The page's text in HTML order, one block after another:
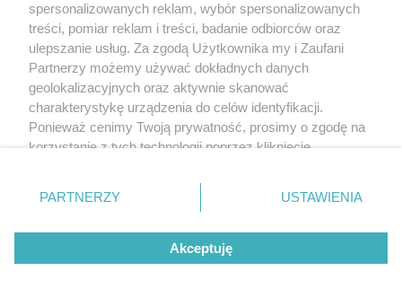
spersonalizowanych reklam, wybór spersonalizowanych
treści, pomiar reklam i treści, badanie odbiorców oraz
ulepszanie usług. Za zgodą Użytkownika my i Zaufani
Partnerzy możemy używać dokładnych danych
geolokalizacyjnych oraz aktywnie skanować
charakterystykę urządzenia do celów identyfikacji.
Ponieważ cenimy Twoją prywatność, prosimy o zgodę na
korzystanie z tych technologii poprzez kliknięcie
zmienić/wycofać klikając przycisk ustawień prywatności
znajdujący się w lewym dolnym rogu strony
rodzaje przetwarzania danych nie wymagają zgody
użytkownika, ale masz prawo sprzeciwić się takiemu
przetwarzaniu. Preferencje będą miały zastosowanie tylko
PARTNERZY USTAWIENIA
Akceptuję